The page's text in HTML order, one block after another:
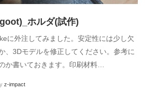
ホルダ(試作)
に外注してみました。安定性には少し欠
、3Dモデルを修正してください。参考に
か書いておきます。印刷材料…
z-impact